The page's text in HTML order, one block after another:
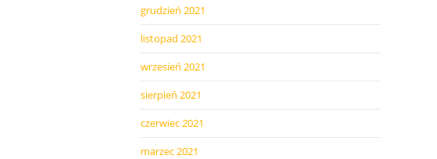
grudzień 2021
listopad 2021
wrzesień 2021
sierpień 2021
czerwiec 2021
marzec 2021